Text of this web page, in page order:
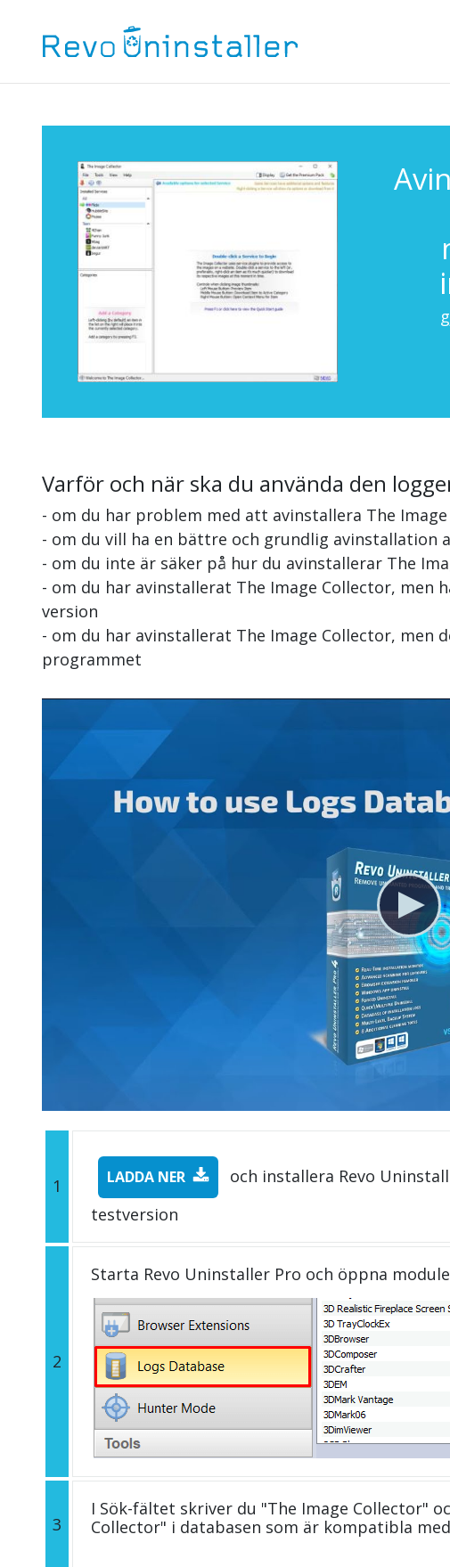
Varför och när ska du använda den
- om du har problem med att avinstallera The
- om du vill ha en bättre och grundlig avinstallation
- om du inte är säker på hur du avinstallerar The
- om du har avinstallerat The Image Collector, men
version
- om du har avinstallerat The Image Collector, men
programmet
1 LADDA NER
och installera Revo
testversion
2
Starta Revo Uninstaller Pro och öppna
3
I Sök-fältet skriver du "The Image Collector"
Collector" i databasen som är kompatibla